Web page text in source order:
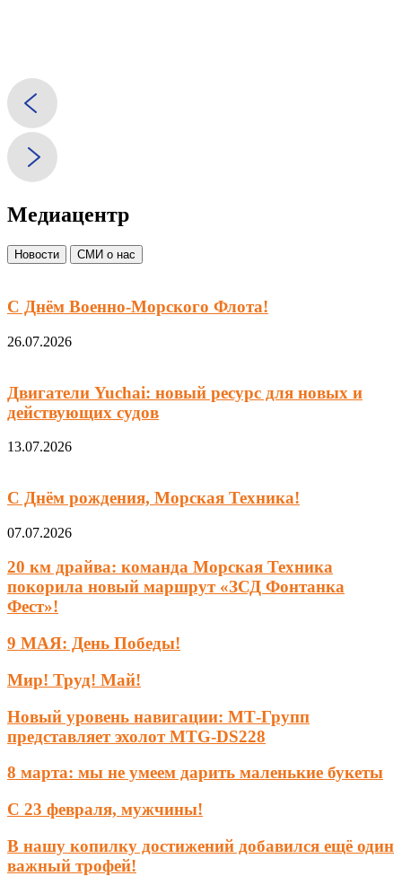
Медиацентр
Новости СМИ о нас
С Днём Военно-Морского Флота!
26.07.2026
Двигатели Yuchai: новый ресурс для новых и
действующих судов
13.07.2026
С Днём рождения, Морская Техника!
07.07.2026
20 км драйва: команда Морская Техника
покорила новый маршрут «ЗСД Фонтанка
Фест»!
9 МАЯ: День Победы!
Мир! Труд! Май!
Новый уровень навигации: МТ-Групп
представляет эхолот MTG-DS228
8 марта: мы не умеем дарить маленькие букеты
С 23 февраля, мужчины!
В нашу копилку достижений добавился ещё один
важный трофей!